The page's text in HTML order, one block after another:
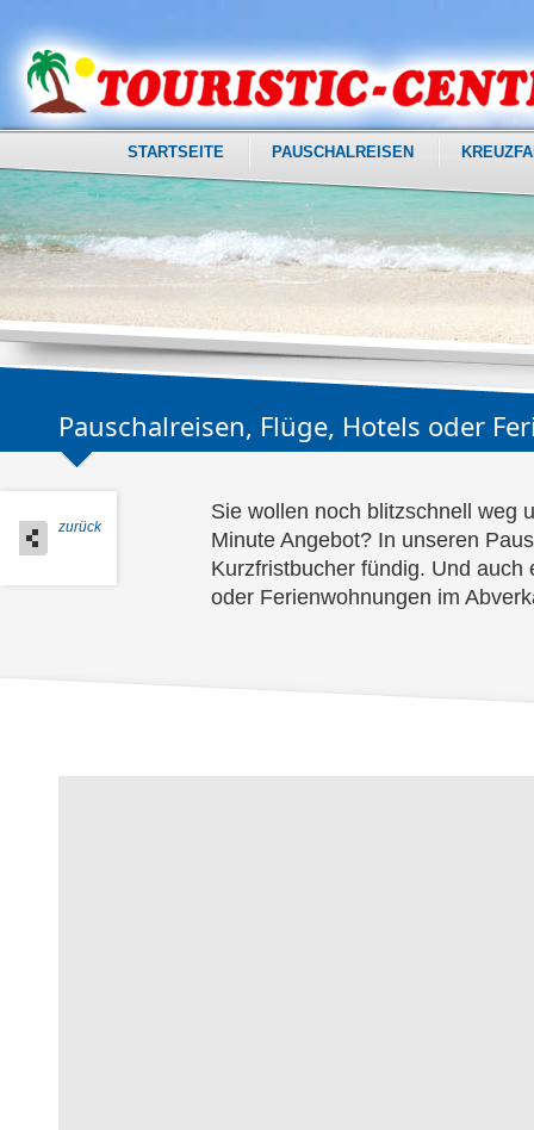
STARTSEITE PAUSCHALREISEN
Pauschalreisen, Flüge, Hotels oder
zurück
Sie wollen noch blitzschnell weg
Minute Angebot? In unseren
Kurzfristbucher fündig. Und auch
oder Ferienwohnungen im